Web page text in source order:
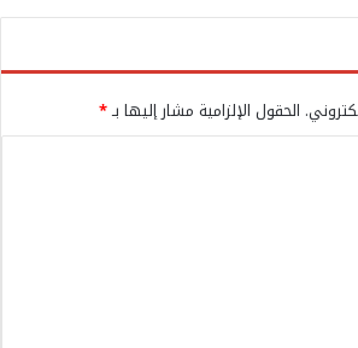
الحقول الإلزامية مشار إليها بـ*